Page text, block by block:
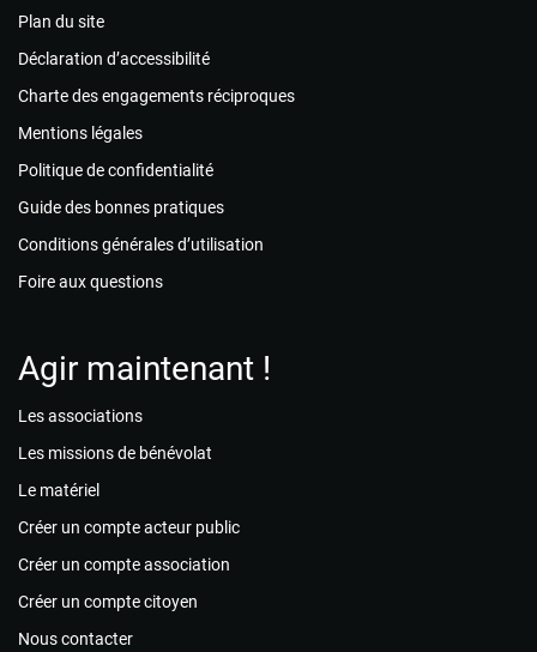
Plan du site
Déclaration d’accessibilité
Charte des engagements réciproques
Mentions légales
Politique de confidentialité
Guide des bonnes pratiques
Conditions générales d’utilisation
Foire aux questions
Agir maintenant !
Les associations
Les missions de bénévolat
Le matériel
Créer un compte acteur public
Créer un compte association
Créer un compte citoyen
Nous contacter